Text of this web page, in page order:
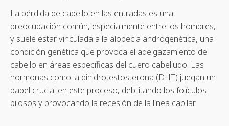
La pérdida de cabello en las entradas es una
preocupación común, especialmente entre los hombres,
y suele estar vinculada a la alopecia androgenética, una
condición genética que provoca el adelgazamiento del
cabello en áreas específicas del cuero cabelludo. Las
hormonas como la dihidrotestosterona (DHT) juegan un
papel crucial en este proceso, debilitando los folículos
pilosos y provocando la recesión de la línea capilar.